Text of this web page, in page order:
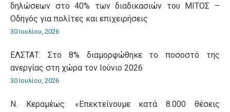
δηλώσεων στο 40% των διαδικασιών του ΜΙΤΟΣ –
Οδηγός για πολίτες και επιχειρήσεις
30 Ιουλίου, 2026
ΕΛΣΤΑΤ: Στο 8% διαμορφώθηκε το ποσοστό της
ανεργίας στη χώρα τον Ιούνιο 2026
30 Ιουλίου, 2026
Ν. Κεραμέως: «Επεκτείνουμε κατά 8.000 θέσεις